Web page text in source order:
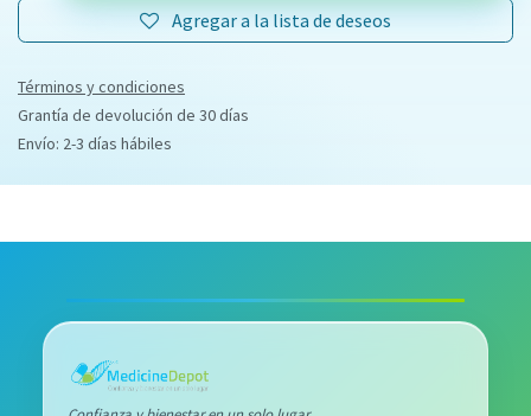
Agregar a la lista de deseos
Términos y condiciones
Grantía de devolución de 30 días
Envío: 2-3 días hábiles